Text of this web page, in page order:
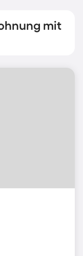
mit